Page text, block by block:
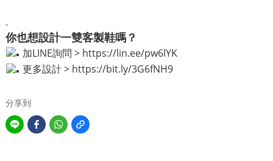
.
你也想設計一雙客製鞋嗎？
加LINE詢問 > https://lin.ee/pw6lYK
更多設計 > https://bit.ly/3G6fNH9
分享到